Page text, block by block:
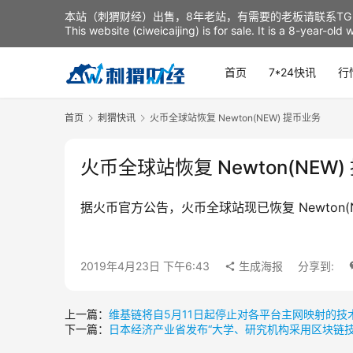
首页 7*24快讯 行
首页 刺猬快讯 火币全球站恢复 Newton(NEW) 提币业务
火币全球站恢复 Newton(NEW)
据火币官方公告，火币全球站现已恢复
2019年4月23日 下午6:43 生成海报 分享到:
上一篇： 维基链将自5月11日起停止对各平台主网映射的技
下一篇：
日本经济产业省发布“大学、研究机构采用区块链
本站（刺猬财经）出售，8年老站，有需要的老板请联系
This website (ciweicaijing) is for sale. It is a 8-year-old